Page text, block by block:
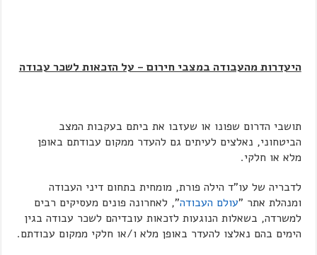
היעדרות מהעבודה במצבי חירום – על הזכאות לשכר עבודה
תושבי הדרום שפונו או שעזבו את ביתם בעקבות המצב
הביטחוני, נאלצים לעיתים גם להעדר ממקום עבודתם באופן
מלא או חלקי.
לדבריה של עו"ד הילה פורת, מומחית בתחום דיני העבודה
ומנהלת אתר "עולם העבודה", לאחרונה פונים מעסיקים רבים
למשרדה, בשאלות הנוגעות לזכאות עובדיהם לשכר עבודה בגין
הימים בהם נאלצו להעדר באופן מלא ו/או חלקי ממקום עבודתם.